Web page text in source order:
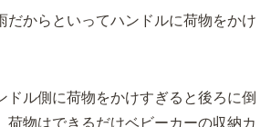
だからといってハンドルに荷物をかけ
ドル側に荷物をかけすぎると後ろに倒
荷物はできるだけベビーカーの収納カ